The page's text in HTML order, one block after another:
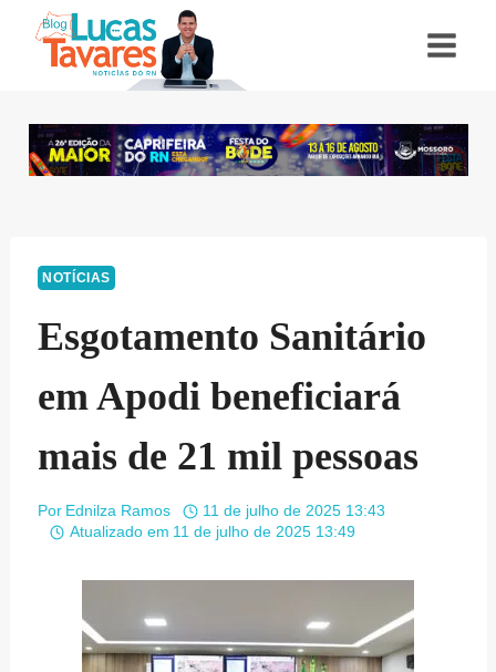
NOTÍCIAS
Esgotamento Sanitário
em Apodi beneficiará
mais de 21 mil pessoas
Por Ednilza Ramos
11 de julho de 2025 13:43
Atualizado em 11 de julho de 2025 13:49